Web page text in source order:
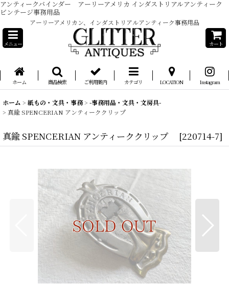
アンティークバインダー アーリーアメリカ インダストリアルアンティーク
ビンテージ事務用品
アーリーアメリカン、インダストリアルアンティーク事務用品
メニュー カート
ホーム 商品検索 ご利用案内 カテゴリ LOCATION Instagram
ホーム > 紙もの・文具・事務> -事務用品・文具・文房具-
> 真鍮 SPENCERIAN アンティーククリップ
真鍮 SPENCERIAN アンティーククリップ [220714-7]